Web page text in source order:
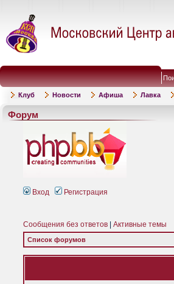
Клуб Новости Афиша Лавка
Форум
Вход Регистрация
Сообщения без ответов Активные темы
Список форумов